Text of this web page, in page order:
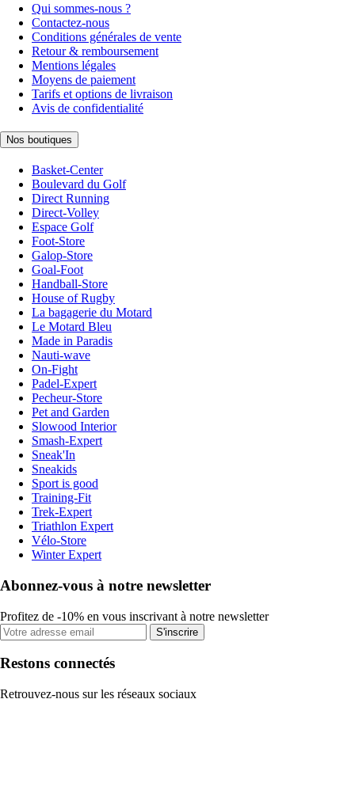
Qui sommes-nous ?
Contactez-nous
Conditions générales de vente
Retour & remboursement
Mentions légales
Moyens de paiement
Tarifs et options de livraison
Avis de confidentialité
Nos boutiques
Basket-Center
Boulevard du Golf
Direct Running
Direct-Volley
Espace Golf
Foot-Store
Galop-Store
Goal-Foot
Handball-Store
House of Rugby
La bagagerie du Motard
Le Motard Bleu
Made in Paradis
Nauti-wave
On-Fight
Padel-Expert
Pecheur-Store
Pet and Garden
Slowood Interior
Smash-Expert
Sneak'In
Sneakids
Sport is good
Training-Fit
Trek-Expert
Triathlon Expert
Vélo-Store
Winter Expert
Abonnez-vous à notre newsletter
Profitez de -10% en vous inscrivant à notre newsletter
S'inscrire
Restons connectés
Retrouvez-nous sur les réseaux sociaux